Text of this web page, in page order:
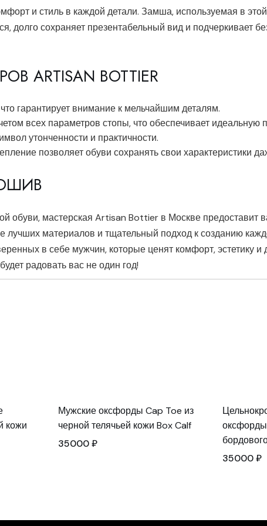
и стиль в каждой детали. Замша, используемая в
долго сохраняет презентабельный вид и подчеркивает
BOTTIER
гарантирует внимание к мельчайшим деталям.
всех параметров стопы, что обеспечивает идеальную
утонченности и практичности.
позволяет обуви сохранять свои характеристики
обуви, мастерская Artisan Bottier в Москве предоставит
лучших материалов и тщательный подход к созданию
в себе мужчин, которые ценят комфорт, эстетику и
радовать вас не один год!
кожи
Мужские оксфорды Cap Toe из
черной телячьей кожи Box Calf
35000₽
35000₽